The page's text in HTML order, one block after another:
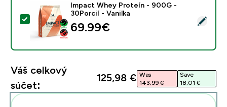
Vybrať tento produkt - Impact Whey Proteín - 900G
Impact Whey Proteín - 900G -
30Porcií - Vanilka
69.99€‎
Váš celkový
súčet:
125,98 €‎ Was
143,99 €‎
Save
18,01 €‎